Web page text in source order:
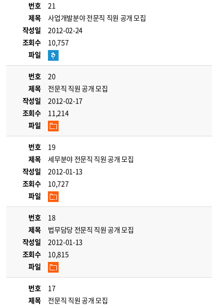
번호
21
제목
사업개발분야 전문직 직원 공개 모집
작성일
2012-02-24
조회수
10,757
파일
번호
20
제목
전문직 직원 공개 모집
작성일
2012-02-17
조회수
11,214
파일
번호
19
제목
세무분야 전문직 직원 공개 모집
작성일
2012-01-13
조회수
10,727
파일
번호
18
제목
법무담당 전문직 직원 공개 모집
작성일
2012-01-13
조회수
10,815
파일
번호
17
제목
전문직 직원 공개 모집